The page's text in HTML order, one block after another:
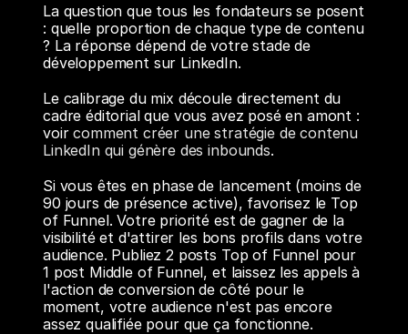
La question que tous les fondateurs se posent
: quelle proportion de chaque type de contenu
? La réponse dépend de votre stade de
développement sur LinkedIn.
Le calibrage du mix découle directement du
cadre éditorial que vous avez posé en amont :
voir comment créer une stratégie de contenu
LinkedIn qui génère des inbounds.
Si vous êtes en phase de lancement (moins de
90 jours de présence active), favorisez le Top
of Funnel. Votre priorité est de gagner de la
visibilité et d'attirer les bons profils dans votre
audience. Publiez 2 posts Top of Funnel pour
1 post Middle of Funnel, et laissez les appels à
l'action de conversion de côté pour le
moment, votre audience n'est pas encore
assez qualifiée pour que ça fonctionne.